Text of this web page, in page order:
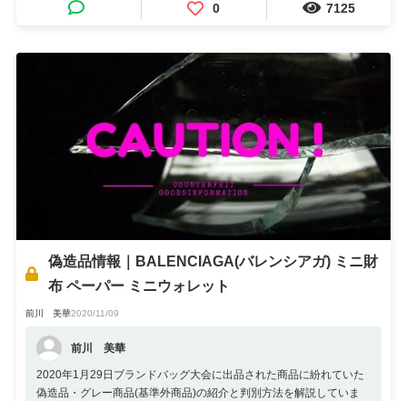
0 7125
偽造品情報｜BALENCIAGA(バレンシアガ) ミニ財
布 ペーパー ミニウォレット
前川 美華2020/11/09
前川 美華
2020年1月29日ブランドバッグ大会に出品された商品に紛れていた
偽造品・グレー商品(基準外商品)の紹介と判別方法を解説していま